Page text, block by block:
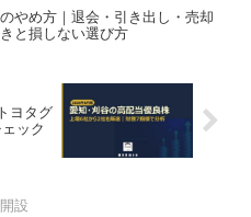
やめ方｜退会・引き出し・売却
と損しない選び方
ヨタグ
ック
設